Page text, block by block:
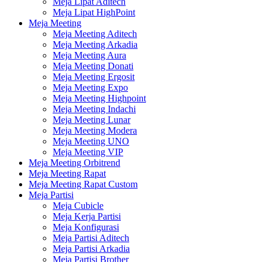
Meja Lipat HighPoint
Meja Meeting
Meja Meeting Aditech
Meja Meeting Arkadia
Meja Meeting Aura
Meja Meeting Donati
Meja Meeting Ergosit
Meja Meeting Expo
Meja Meeting Highpoint
Meja Meeting Indachi
Meja Meeting Lunar
Meja Meeting Modera
Meja Meeting UNO
Meja Meeting VIP
Meja Meeting Orbitrend
Meja Meeting Rapat
Meja Meeting Rapat Custom
Meja Partisi
Meja Cubicle
Meja Kerja Partisi
Meja Konfigurasi
Meja Partisi Aditech
Meja Partisi Arkadia
Meja Partisi Brother